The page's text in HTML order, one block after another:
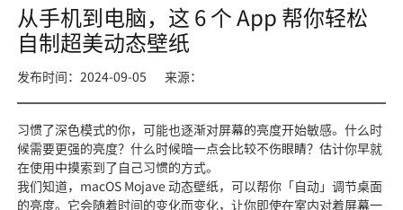
从手机到电脑，这 6 个 App 帮你轻松
自制超美动态壁纸
发布时间：2024-09-05 来源：
习惯了深色模式的你，可能也逐渐对屏幕的亮度开始敏感。什么时
候需要更强的亮度？什么时候暗一点会比较不伤眼睛？估计你早就
在使用中摸索到了自己习惯的方式。
我们知道，macOS Mojave 动态壁纸，可以帮你「自动」调节桌面
的亮度。它会随着时间的变化而变化，让你即使在室内对着屏幕一